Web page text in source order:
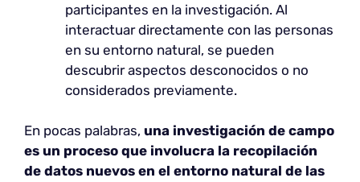
participantes en la investigación. Al
interactuar directamente con las personas
en su entorno natural, se pueden
descubrir aspectos desconocidos o no
considerados previamente.
En pocas palabras, una investigación de campo
es un proceso que involucra la recopilación
de datos nuevos en el entorno natural de las